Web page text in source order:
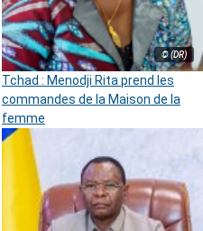
© (DR)
Tchad : Menodji Rita prend les
commandes de la Maison de la
femme